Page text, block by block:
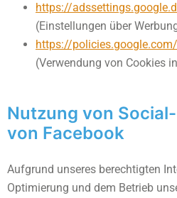
https://
(Einstellungen über
https://
(Verwendung von Cookies
Nutzung von
von Facebook
Aufgrund unseres berechtigten
Optimierung und dem Betrieb